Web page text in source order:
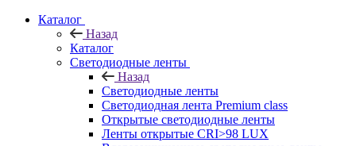
Каталог
Назад
Каталог
Светодиодные ленты
Назад
Светодиодные ленты
Светодиодная лента Premium class
Открытые светодиодные ленты
Ленты открытые CRI>98 LUX